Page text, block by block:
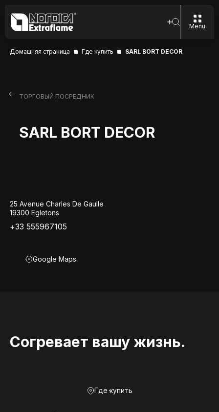
Menu
Домашняя страница Где купить SARL BORT DECOR
ТОРГОВЫЙ ПОСРЕДНИК
SARL BORT DECOR
25 Avenue Charles De Gaulle
19300 Egletons
+33 555967105
Google Maps
Согревает вашу жизнь.
Где купить